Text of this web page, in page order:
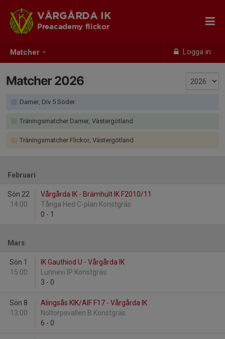
Matcher Logga in
VÅRGÅRDA IK
Preacademy flickor
Matcher 2026
Damer, Div 5 Söder
Träningsmatcher Damer, Västergötland
Träningsmatcher Flickor, Västergötland
Februari
Sön 22
14:00
Vårgårda IK - Brämhult IK F2010/11
Tånga Hed C-plan Konstgräs
0 - 1
Mars
Sön 1
15:00
IK Gauthiod U - Vårgårda IK
Lunnevi IP Konstgräs
3 - 0
Sön 8
13:00
Alingsås KIK/AIF F17 - Vårgårda IK
Noltorpsvallen B Konstgräs
6 - 0